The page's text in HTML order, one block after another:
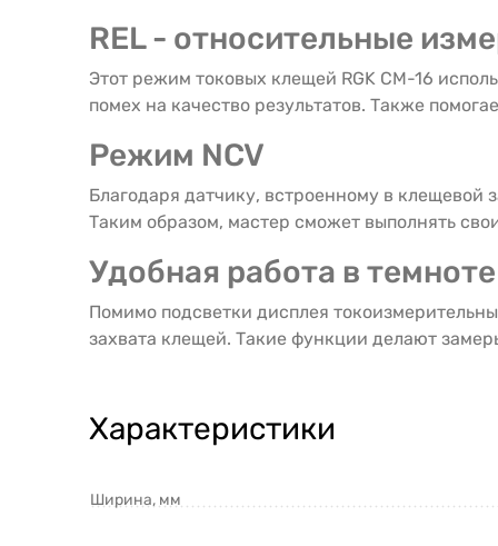
REL - относительные
Этот режим токовых клещей RGK CM-16
помех на качество результатов. Также
Режим NCV
Благодаря датчику, встроенному в клещевой
Таким образом, мастер сможет выполнять
Удобная работа в темноте
Помимо подсветки дисплея
захвата клещей. Такие функции делают
Характеристики
Ширина, мм